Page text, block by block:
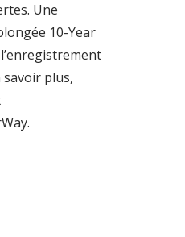
Une
10-Year
plus,